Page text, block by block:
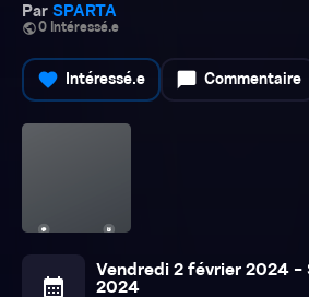
Par SPARTA
public0 Intéressé.e
favorite Intéressé.e chat_bubble Commentaire
calendar_month
Vendredi 2 février 2024 -
2024